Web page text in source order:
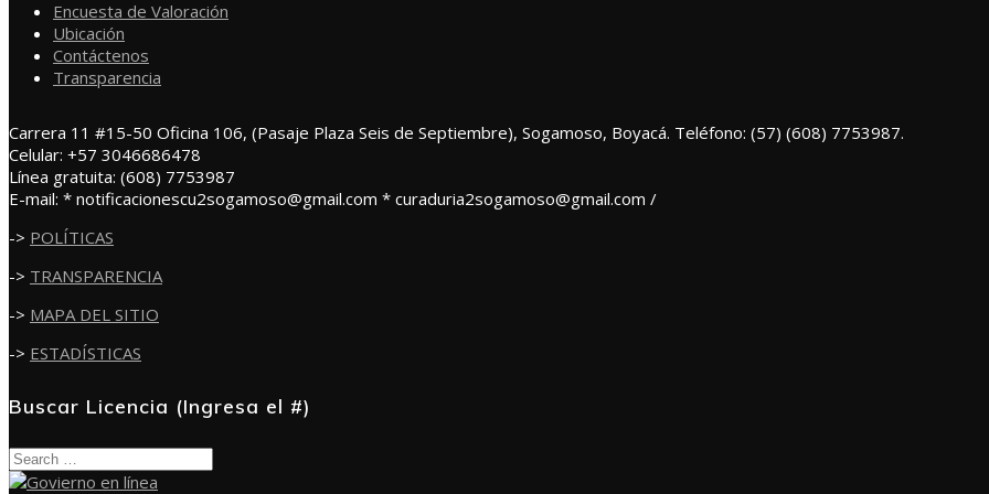
Encuesta de Valoración
Ubicación
Contáctenos
Transparencia
Carrera 11 #15-50 Oficina 106, (Pasaje Plaza Seis de Septiembre), Sogamoso, Boyacá. Teléfono: (57) (608) 7753987.
Celular: +57 3046686478
Línea gratuita: (608) 7753987
E-mail: * notificacionescu2sogamoso@gmail.com * curaduria2sogamoso@gmail.com /
-> POLÍTICAS
-> TRANSPARENCIA
-> MAPA DEL SITIO
-> ESTADÍSTICAS
Buscar Licencia (Ingresa el #)
Search
for: